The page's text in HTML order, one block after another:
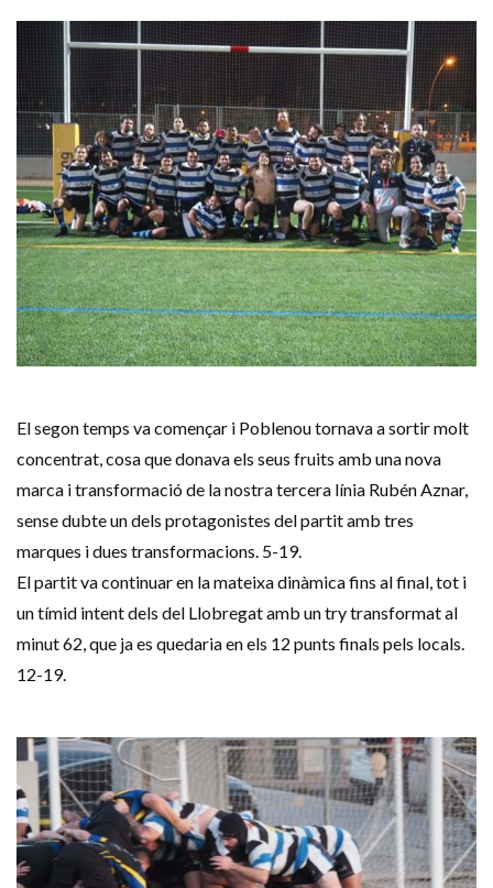
El segon temps va començar i Poblenou tornava a sortir molt
concentrat, cosa que donava els seus fruits amb una nova
marca i transformació de la nostra tercera línia Rubén Aznar,
sense dubte un dels protagonistes del partit amb tres
marques i dues transformacions. 5-19.
El partit va continuar en la mateixa dinàmica fins al final, tot i
un tímid intent dels del Llobregat amb un try transformat al
minut 62, que ja es quedaria en els 12 punts finals pels locals.
12-19.